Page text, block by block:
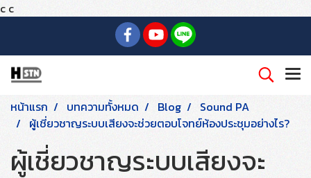
c c
หน้าแรก บทความทั้งหมด Blog
Sound PA
ผู้เชี่ยวชาญระบบเสียงจะช่วยตอบโจทย์ห้องประชุมอย่างไร?
ผู้เชี่ยวชาญระบบเสียงจะ